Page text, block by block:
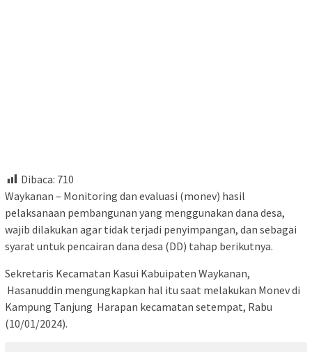
Dibaca: 710
Waykanan – Monitoring dan evaluasi (monev) hasil
pelaksanaan pembangunan yang menggunakan dana desa,
wajib dilakukan agar tidak terjadi penyimpangan, dan sebagai
syarat untuk pencairan dana desa (DD) tahap berikutnya.
Sekretaris Kecamatan Kasui Kabuipaten Waykanan,
Hasanuddin mengungkapkan hal itu saat melakukan Monev di
Kampung Tanjung Harapan kecamatan setempat, Rabu
(10/01/2024).